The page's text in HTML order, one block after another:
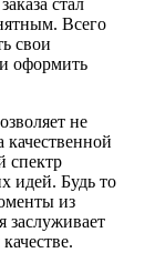
стал
Всего
свои
оформить
не
спектр
идей. Будь то
из
заслуживает